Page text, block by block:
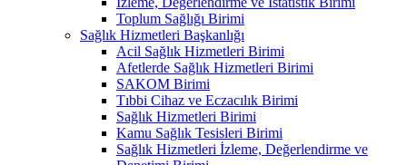
Toplum Sağlığı Birimi
Sağlık Hizmetleri Başkanlığı
Acil Sağlık Hizmetleri Birimi
Afetlerde Sağlık Hizmetleri Birimi
SAKOM Birimi
Tıbbi Cihaz ve Eczacılık Birimi
Sağlık Hizmetleri Birimi
Kamu Sağlık Tesisleri Birimi
Sağlık Hizmetleri İzleme, Değerlendirme ve